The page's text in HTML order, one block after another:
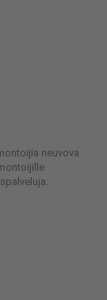
neuvova